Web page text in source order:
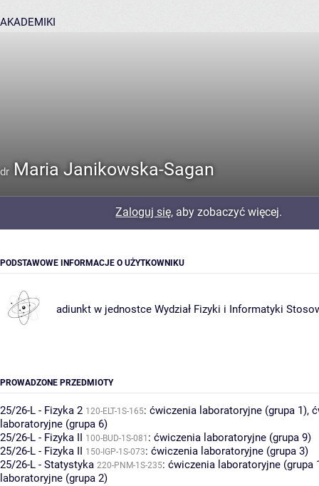
AKADEMIKI
dr Maria Janikowska-Sagan
Zaloguj się, aby zobaczyć więcej.
PODSTAWOWE INFORMACJE O UŻYTKOWNIKU
adiunkt w jednostce Wydział Fizyki i Informatyki
PROWADZONE PRZEDMIOTY
25/26-L - Fizyka 2 120-ELT-1S-165: ćwiczenia laboratoryjne (grupa 1),
laboratoryjne (grupa 6)
25/26-L - Fizyka II 100-BUD-1S-081 : ćwiczenia laboratoryjne (grupa 9)
25/26-L - Fizyka II 150-IGP-1S-073: ćwiczenia laboratoryjne (grupa 3)
25/26-L - Statystyka 220-PNM-1S-235: ćwiczenia laboratoryjne (grupa
laboratoryjne (grupa 2)